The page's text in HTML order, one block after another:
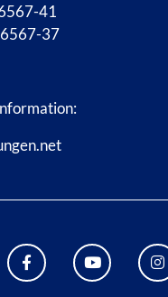
41
37
FACEBOOK BAD